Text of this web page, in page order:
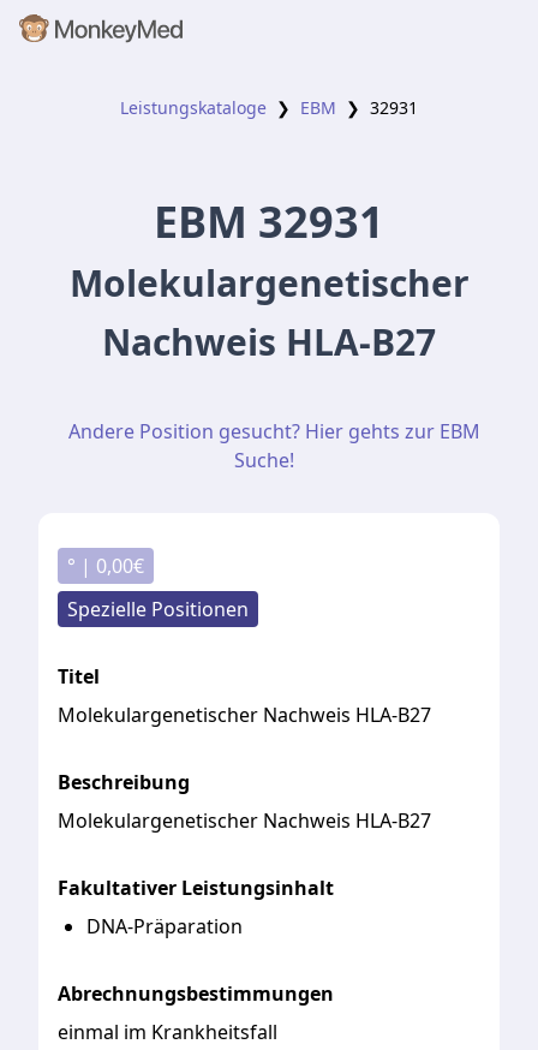
Leistungskataloge ❯ EBM ❯ 32931
EBM 32931
Molekulargenetischer
Nachweis HLA-B27
Andere Position gesucht? Hier gehts zur EBM
Suche!
° | 0,00€
Spezielle Positionen
Titel
Molekulargenetischer Nachweis HLA-B27
Beschreibung
Molekulargenetischer Nachweis HLA-B27
Fakultativer Leistungsinhalt
DNA-Präparation
Abrechnungsbestimmungen
einmal im Krankheitsfall